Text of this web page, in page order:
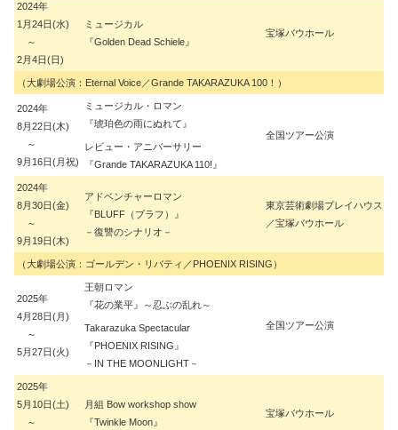
2024年
1月24日(水)
～
2月4日(日)
ミュージカル
『Golden Dead Schiele』
宝塚バウホール
（大劇場公演：Eternal Voice／Grande TAKARAZUKA 100！）
2024年
8月22日(木)
～
9月16日(月祝)
ミュージカル・ロマン
『琥珀色の雨にぬれて』
全国ツアー公演
レビュー・アニバーサリー
『Grande TAKARAZUKA 110!』
2024年
8月30日(金)
～
9月19日(木)
アドベンチャーロマン
『BLUFF（ブラフ）』
－復讐のシナリオ－
東京芸術劇場プレイハウス
／宝塚バウホール
（大劇場公演：ゴールデン・リバティ／PHOENIX RISING）
2025年
4月28日(月)
～
5月27日(火)
王朝ロマン
『花の業平』～忍ぶの乱れ～
全国ツアー公演
Takarazuka Spectacular
『PHOENIX RISING』
－IN THE MOONLIGHT－
2025年
5月10日(土)
～
月組 Bow workshop show
『Twinkle Moon』
宝塚バウホール